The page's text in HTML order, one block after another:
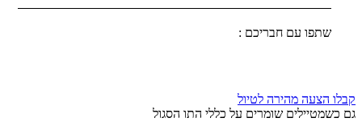
שתפו עם חבריכם :
קבלו הצעה מהירה לטיול
גם כשמטיילים שומרים על כללי התו הסגול